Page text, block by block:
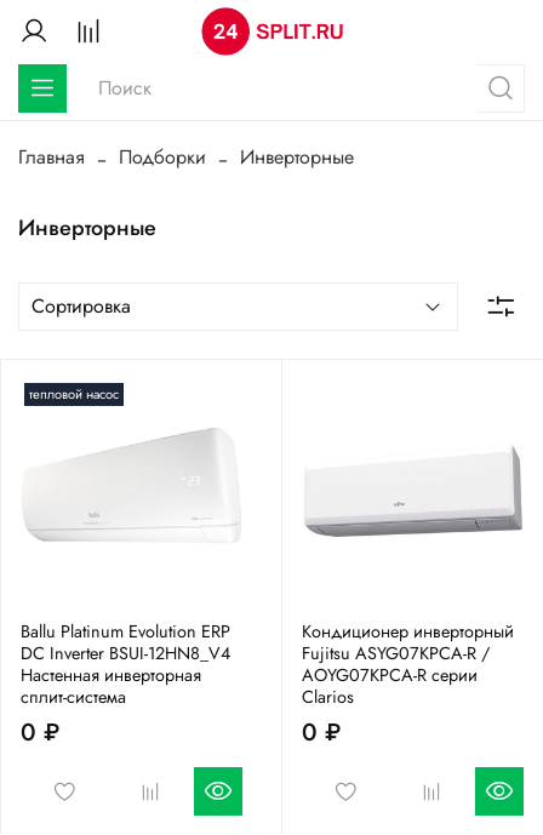
Главная Подборки Инверторные
Инверторные
тепловой насос
Ballu Platinum Evolution ERP
DC Inverter BSUI-12HN8_V4
Настенная инверторная
сплит-система
0 ₽
Кондиционер инверторный
Fujitsu ASYG07KPCA-R /
AOYG07KPCA-R серии
Clarios
0 ₽